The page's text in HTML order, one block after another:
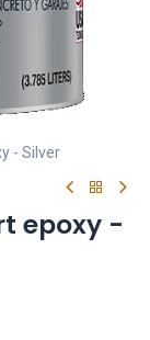
- Silver
epoxy -